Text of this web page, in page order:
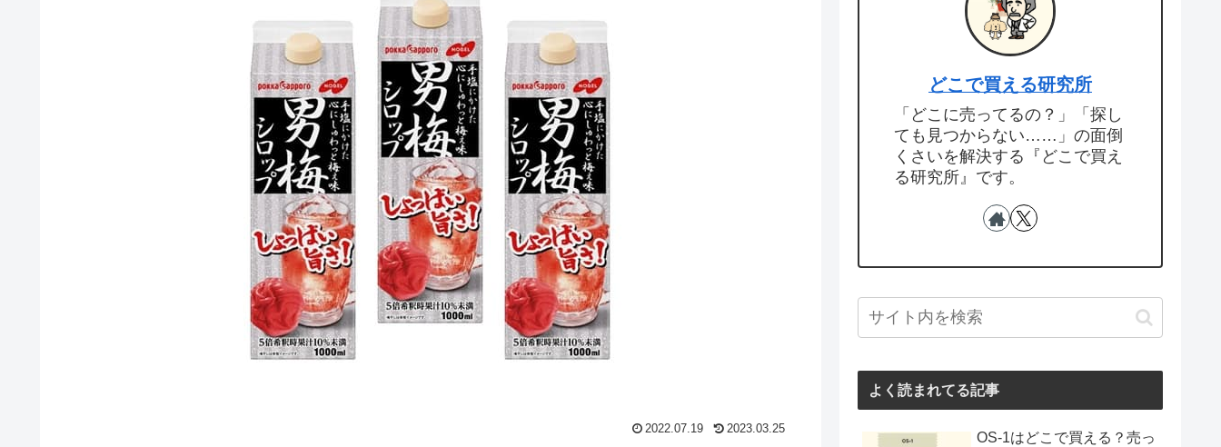
2022.07.19 2023.03.25
どこで買える研究所
「どこに売ってるの？」「探し
ても見つからない……」の面倒
くさいを解決する『どこで買え
る研究所』です。
よく読まれてる記事
OS-1はどこで買える？売っ